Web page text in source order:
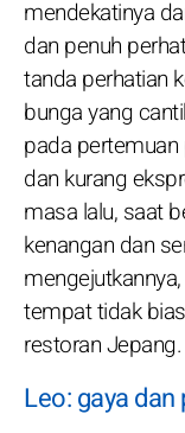
mendekatinya
dan penuh
tanda perhatian
bunga yang
pada
dan kurang
masa lalu, saat
kenangan dan
tempat tidak
restoran Jepang.
Leo: gaya dan